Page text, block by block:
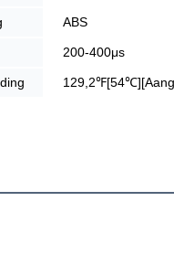
ABS
200-400μs